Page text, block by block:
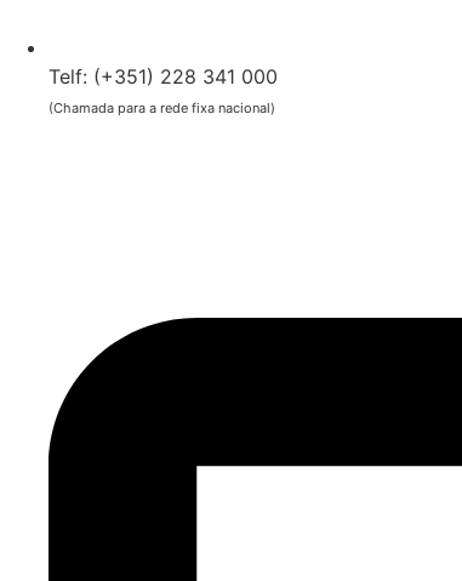
Telf: (+351) 228 341 000
(Chamada para a rede fixa nacional)